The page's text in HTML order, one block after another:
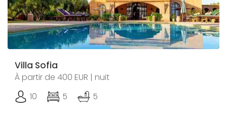
Villa Sofia
À partir de 400 EUR | nuit
10
5 5